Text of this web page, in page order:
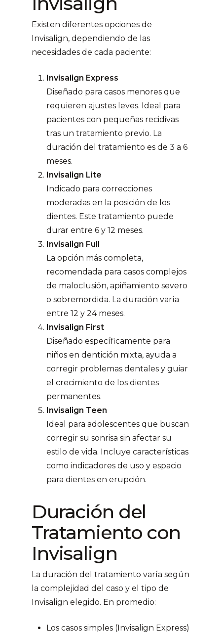
Existen diferentes opciones de
Invisalign, dependiendo de las
necesidades de cada paciente:
Invisalign Express
Diseñado para casos menores que
requieren ajustes leves. Ideal para
pacientes con pequeñas recidivas
tras un tratamiento previo. La
duración del tratamiento es de 3 a 6
meses.
Invisalign Lite
Indicado para correcciones
moderadas en la posición de los
dientes. Este tratamiento puede
durar entre 6 y 12 meses.
Invisalign Full
La opción más completa,
recomendada para casos complejos
de maloclusión, apiñamiento severo
o sobremordida. La duración varía
entre 12 y 24 meses.
Invisalign First
Diseñado específicamente para
niños en dentición mixta, ayuda a
corregir problemas dentales y guiar
el crecimiento de los dientes
permanentes.
Invisalign Teen
Ideal para adolescentes que buscan
corregir su sonrisa sin afectar su
estilo de vida. Incluye características
como indicadores de uso y espacio
para dientes en erupción.
Duración del
Tratamiento con
Invisalign
La duración del tratamiento varía según
la complejidad del caso y el tipo de
Invisalign elegido. En promedio:
Los casos simples (Invisalign Express)